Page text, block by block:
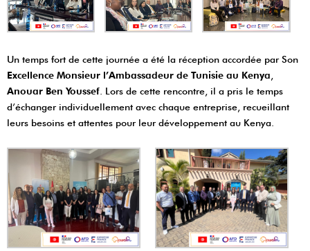
Un temps fort de cette journée a été la réception accordée par Son
Excellence Monsieur l’Ambassadeur de Tunisie au Kenya,
Anouar Ben Youssef. Lors de cette rencontre, il a pris le temps
d’échanger individuellement avec chaque entreprise, recueillant
leurs besoins et attentes pour leur développement au Kenya.